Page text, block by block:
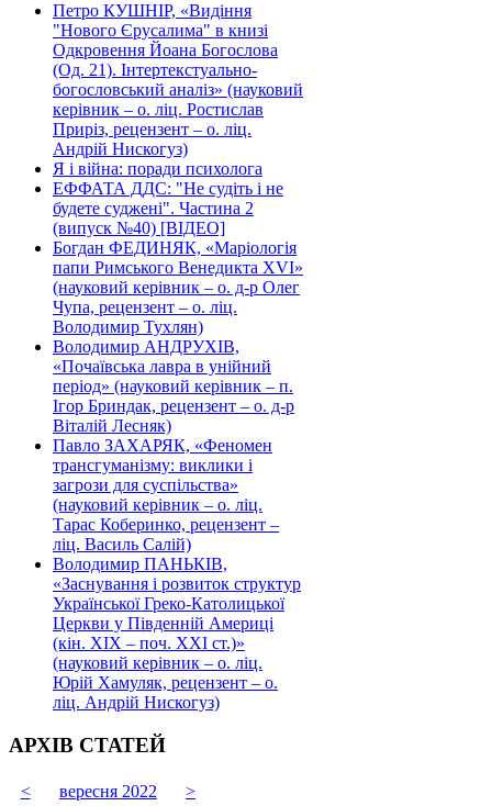
Петро КУШНІР, «Видіння
"Нового Єрусалима" в книзі
Одкровення Йоана Богослова
(Од. 21). Інтертекстуально-
богословський аналіз» (науковий
керівник – о. ліц. Ростислав
Приріз, рецензент – о. ліц.
Андрій Нискогуз)
Я і війна: поради психолога
ЕФФАТА ДДС: "Не судіть і не
будете суджені". Частина 2
(випуск №40) [ВІДЕО]
Богдан ФЕДИНЯК, «Маріологія
папи Римського Венедикта XVI»
(науковий керівник – о. д-р Олег
Чупа, рецензент – о. ліц.
Володимир Тухлян)
Володимир АНДРУХІВ,
«Почаївська лавра в унійний
період» (науковий керівник – п.
Ігор Бриндак, рецензент – о. д-р
Віталій Лесняк)
Павло ЗАХАРЯК, «Феномен
трансгуманізму: виклики і
загрози для суспільства»
(науковий керівник – о. ліц.
Тарас Коберинко, рецензент –
ліц. Василь Салій)
Володимир ПАНЬКІВ,
«Заснування і розвиток структур
Української Греко-Католицької
Церкви у Південній Америці
(кін. ХІХ – поч. ХХІ ст.)»
(науковий керівник – о. ліц.
Юрій Хамуляк, рецензент – о.
ліц. Андрій Нискогуз)
АРХІВ СТАТЕЙ
< вересня 2022
>